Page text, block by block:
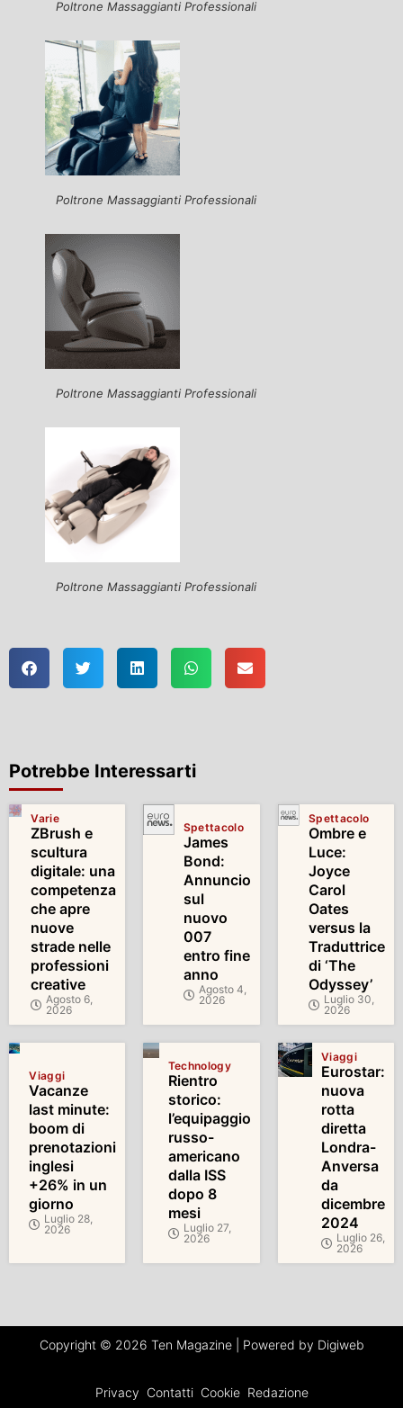
Poltrone Massaggianti Professionali
Poltrone Massaggianti Professionali
Poltrone Massaggianti Professionali
Poltrone Massaggianti Professionali
Potrebbe Interessarti
Varie
ZBrush e
scultura
digitale: una
competenza
che apre
nuove
strade nelle
professioni
creative
Agosto 6,
2026
Spettacolo
James
Bond:
Annuncio
sul
nuovo
007
entro fine
anno
Agosto 4,
2026
Spettacolo
Ombre e
Luce:
Joyce
Carol
Oates
versus la
Traduttrice
di ‘The
Odyssey’
Luglio 30,
2026
Viaggi
Vacanze
last minute:
boom di
prenotazioni
inglesi
+26% in un
giorno
Luglio 28,
2026
Technology
Rientro
storico:
l’equipaggio
russo-
americano
dalla ISS
dopo 8
mesi
Luglio 27,
2026
Viaggi
Eurostar:
nuova
rotta
diretta
Londra-
Anversa
da
dicembre
2024
Luglio 26,
2026
Copyright © 2026 Ten Magazine | Powered by Digiweb
Privacy Contatti Cookie Redazione